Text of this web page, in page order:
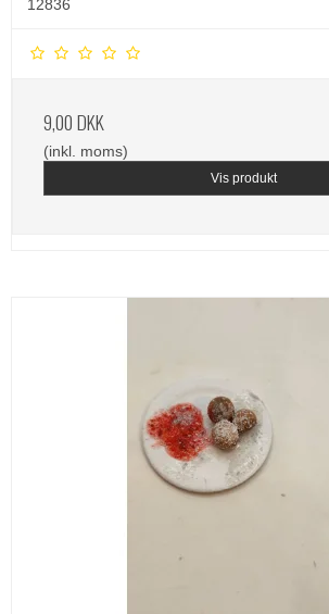
12836
9,00 DKK
(inkl. moms)
Vis produkt